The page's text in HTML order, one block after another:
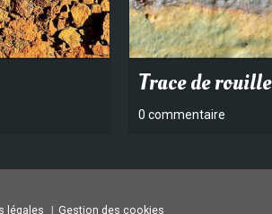
Trace de rouille
0 commentaire
légales Gestion des cookies